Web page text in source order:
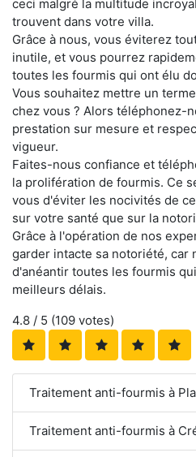
ceci malgré la multitude
trouvent dans votre villa.
Grâce à nous, vous éviterez
inutile, et vous pourrez
toutes les fourmis qui ont élu
Vous souhaitez mettre un
chez vous ? Alors téléphonez-
prestation sur mesure et
vigueur.
Faites-nous confiance et
la prolifération de fourmis. Ce
vous d'éviter les nocivités de
sur votre santé que sur la
Grâce à l'opération de nos
garder intacte sa notoriété, car
d'anéantir toutes les fourmis
meilleurs délais.
4.8 / 5 (109 votes)
Traitement anti-fourmis à
Traitement anti-fourmis à